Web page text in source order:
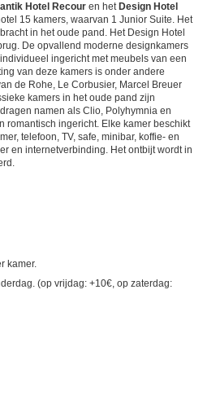
Hotel Recour en het Design Hotel
15 kamers, waarvan 1 Junior Suite. Het
in het oude pand. Het Design Hotel
De opvallend moderne designkamers
ingericht met meubels van een
van deze kamers is onder andere
de Rohe, Le Corbusier, Marcel Breuer
kamers in het oude pand zijn
namen als Clio, Polyhymnia en
romantisch ingericht. Elke kamer beschikt
telefoon, TV, safe, minibar, koffie- en
en internetverbinding. Het ontbijt wordt in
kamer.
(op vrijdag: +10€, op zaterdag: